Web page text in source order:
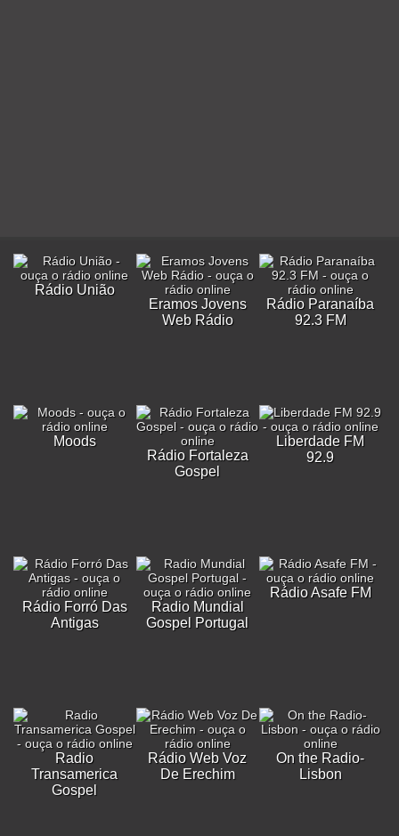
Rádio União
Eramos Jovens
Web Rádio
Rádio Paranaíba
92.3 FM
Moods
Rádio Fortaleza
Gospel
Liberdade FM
92.9
Rádio Forró Das
Antigas
Radio Mundial
Gospel Portugal
Rádio Asafe FM
Radio
Transamerica
Gospel
Rádio Web Voz
De Erechim
On the Radio-
Lisbon